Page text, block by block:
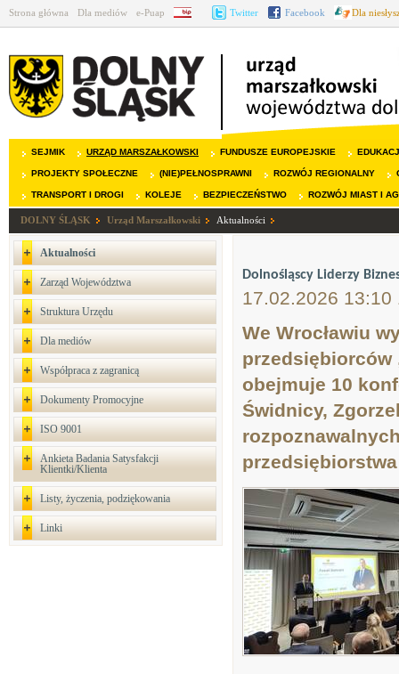
Strona główna Dla mediów e-Puap BIP Twitter Facebook Dla
SEJMIK URZĄD MARSZAŁKOWSKI FUNDUSZE EUROPEJSKIE
PROJEKTY SPOŁECZNE (NIE)PEŁNOSPRAWNI ROZWÓJ REGIONALNY
TRANSPORT I DROGI KOLEJE BEZPIECZEŃSTWO ROZWÓJ MIAST I
DOLNY ŚLĄSK Urząd Marszałkowski Aktualności
Aktualności
Zarząd Województwa
Struktura Urzędu
Dla mediów
Współpraca z zagranicą
Dokumenty Promocyjne
ISO 9001
Ankieta Badania Satysfakcji
Klientki/Klienta
Listy, życzenia, podziękowania
Linki
Dolnośląscy Liderzy
17.02.2026 13:10
We Wrocławiu
przedsiębiorców
obejmuje 10
Świdnicy,